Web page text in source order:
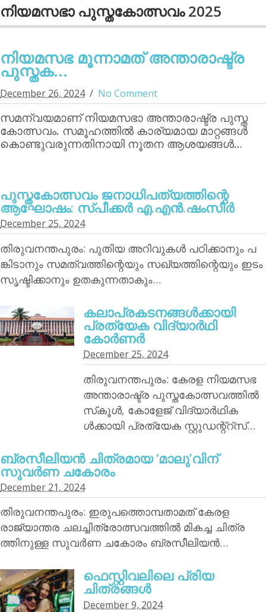
നിയമസഭാ പുസ്തകോത്സവം 2025
നിയമസഭ മൂന്നാമത് അന്താരാഷ്ട്ര
പുസ്തക...
December 26, 2024 No Comment
സമന്വയമാണ് നിയമസഭാ അന്താരാഷ്ട്ര പുസ്ത
കോത്സവം. സമൂഹത്തില്‍ കാര്യമായ മാറ്റങ്ങള്‍
കൊണ്ടുവരുന്നതിനായി നൂതന ആശയങ്ങള്‍…
പുസ്തകോത്സവം ജനാധിപത്യത്തിന്റെ
ആഘോഷം: സ്പീക്കര്‍ എ.എന്‍.ഷംസീര്‍
December 25, 2024
തിരുവനന്തപുരം: പുതിയ അറിവുകള്‍ പഠിക്കാനും പ
ങ്കിടാനും സമത്വത്തിന്റെയും സഖ്യത്തിന്റെയും ഇടം
സൃഷ്ടിക്കാനും ഉതകുന്നതാകും…
കലാപ്രകടനങ്ങള്‍ക്കായി
പ്രത്യേക വിദ്യാര്‍ഥി
കോര്‍ണര്‍
December 25, 2024
തിരുവനന്തപുരം: കേരള നിയമസഭ
അന്താരാഷ്ട്ര പുസ്തകോത്സവത്തില്‍
സ്‌കൂള്‍, കോളേജ് വിദ്യാര്‍ഥിക
ള്‍ക്കായി പ്രത്യേക സ്റ്റുഡന്റ്‌റ്‌സ്…
ബ്രസീലിയന്‍ ചിത്രമായ ‘മാലു’വിന്
സുവര്‍ണ ചകോരം
December 21, 2024
തിരുവനന്തപുരം: ഇരുപത്തൊമ്പതാമത് കേരള
രാജ്യാന്തര ചലച്ചിത്രോത്സവത്തില്‍ മികച്ച ചിത്ര
ത്തിനുള്ള സുവര്‍ണ ചകോരം ബ്രസീലിയന്‍…
ഫെസ്റ്റിവലിലെ പ്രിയ
ചിത്രങ്ങള്‍
December 9, 2024